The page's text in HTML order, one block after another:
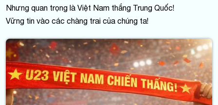
Nhưng quan trọng là Việt Nam thắng Trung Quốc!
Vững tin vào các chàng trai của chúng ta!